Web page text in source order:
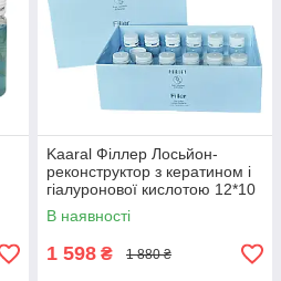
Kaaral Філлер Лосьйон-
реконструктор з кератином і
гіалуронової кислотою 12*10
мл ампули 1260
В наявності
1 598 ₴ 1 880 ₴